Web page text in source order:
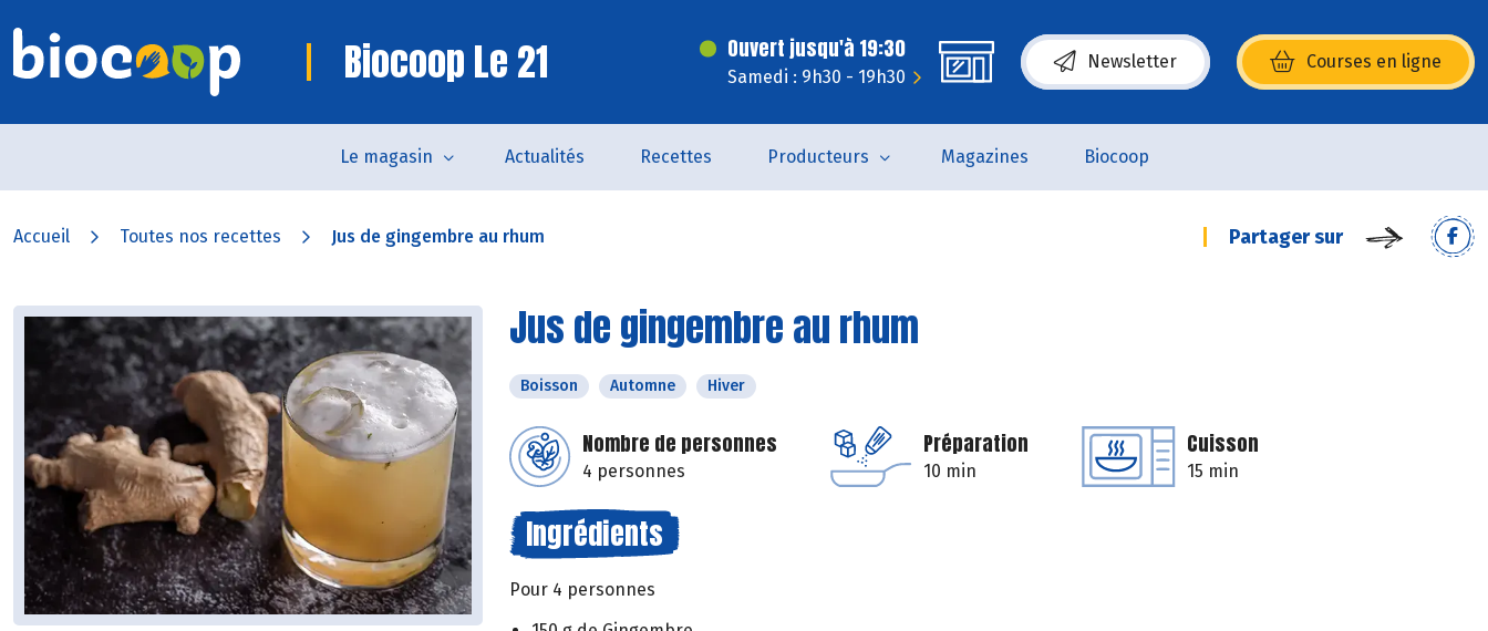
Biocoop Le 21 Ouvert jusqu'à 19:30
Samedi : 9h30 - 19h30
Newsletter Courses en ligne
(s’ouvre dans une nouvelle fenêtre)
Le magasin Actualités Recettes Producteurs Magazines Biocoop
Accueil Toutes nos recettes Jus de gingembre au rhum Partager sur
Jus de gingembre au rhum
Boisson Automne Hiver
Nombre de personnes
4 personnes
Préparation
10 min
Cuisson
15 min
Ingrédients
Pour 4 personnes